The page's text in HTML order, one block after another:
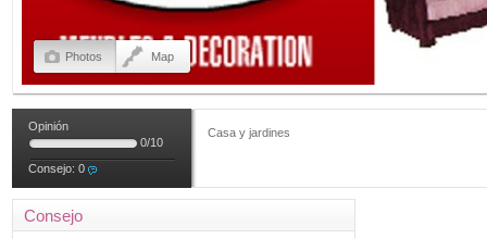
Photos Map
Opinión
0/10
Consejo: 0
Casa y jardines
Consejo